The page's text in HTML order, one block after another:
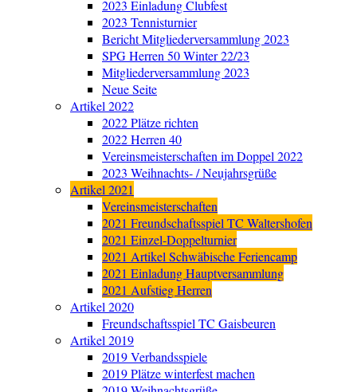
2023 Einladung Clubfest
2023 Tennisturnier
Bericht Mitgliederversammlung 2023
SPG Herren 50 Winter 22/23
Mitgliederversammlung 2023
Neue Seite
Artikel 2022
2022 Plätze richten
2022 Herren 40
Vereinsmeisterschaften im Doppel 2022
2023 Weihnachts- / Neujahrsgrüße
Artikel 2021
Vereinsmeisterschaften
2021 Freundschaftsspiel TC Waltershofen
2021 Einzel-Doppelturnier
2021 Artikel Schwäbische Feriencamp
2021 Einladung Hauptversammlung
2021 Aufstieg Herren
Artikel 2020
Freundschaftsspiel TC Gaisbeuren
Artikel 2019
2019 Verbandsspiele
2019 Plätze winterfest machen